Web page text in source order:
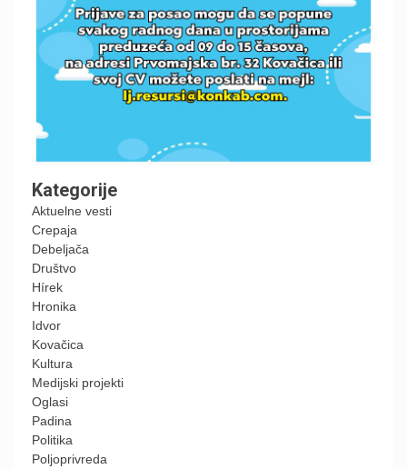
Kategorije
Aktuelne vesti
Crepaja
Debeljača
Društvo
Hírek
Hronika
Idvor
Kovačica
Kultura
Medijski projekti
Oglasi
Padina
Politika
Poljoprivreda